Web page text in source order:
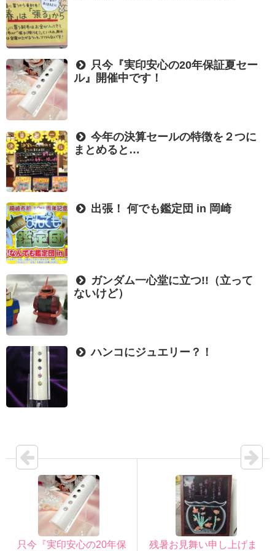
只今『実印安心の20年保証夏セー
ル』開催中です！
今年の決算セールの特徴を２つに
まとめると…
出張！ 何でも鑑定団 in 岡崎
ガンダム一心堂に立つ!!（立って
ないけど）
ハンコにジュエリー？！
只今『実印安心の20年保
残暑お見舞い申し上げま